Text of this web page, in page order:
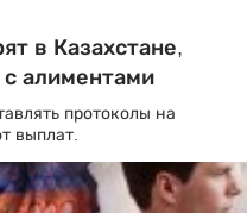
в Казахстане,
алиментами
протоколы на
выплат.